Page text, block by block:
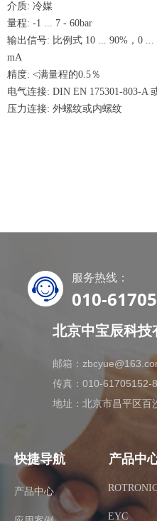
介质: 冷媒
量程: -1 ... 7 - 60bar
输出信号: 比例式 10 ... 90%，0
mA
精度: <满量程的0.5％
电气连接: DIN EN 175301-803-A
压力连接: 外螺纹或内螺纹
服务热线：
010-
北京中宝辰科技
邮箱：
传真：010-61705152-
地址：北京市昌平区百
快捷导航
产品中心
产品中
EYC